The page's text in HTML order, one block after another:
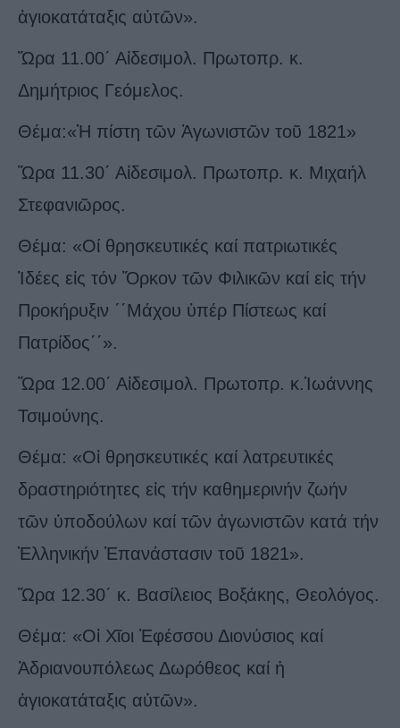
ἁγιοκατάταξις αὐτῶν».
Ὥρα 11.00΄ Αἰδεσιμολ. Πρωτοπρ. κ.
Δημήτριος Γεόμελος.
Θέμα:«Ἡ πίστη τῶν Ἀγωνιστῶν τοῦ 1821»
Ὥρα 11.30΄ Αἰδεσιμολ. Πρωτοπρ. κ. Μιχαήλ
Στεφανιῶρος.
Θέμα: «Οί θρησκευτικές καί πατριωτικές
Ἰδέες εἰς τόν Ὅρκον τῶν Φιλικῶν καί εἰς τήν
Προκήρυξιν ΄΄Μάχου ὑπέρ Πίστεως καί
Πατρίδος΄΄».
Ὥρα 12.00΄ Αἰδεσιμολ. Πρωτοπρ. κ.Ἰωάννης
Τσιμούνης.
Θέμα: «Οἱ θρησκευτικές καί λατρευτικές
δραστηριότητες εἰς τήν καθημερινήν ζωήν
τῶν ὑποδούλων καί τῶν ἀγωνιστῶν κατά τήν
Ἑλληνικήν Ἐπανάστασιν τοῦ 1821».
Ὥρα 12.30΄ κ. Βασίλειος Βοξάκης, Θεολόγος.
Θέμα: «Οἱ Χῖοι Ἐφέσσου Διονύσιος καί
Ἀδριανουπόλεως Δωρόθεος καί ἡ
ἁγιοκατάταξις αὐτῶν».